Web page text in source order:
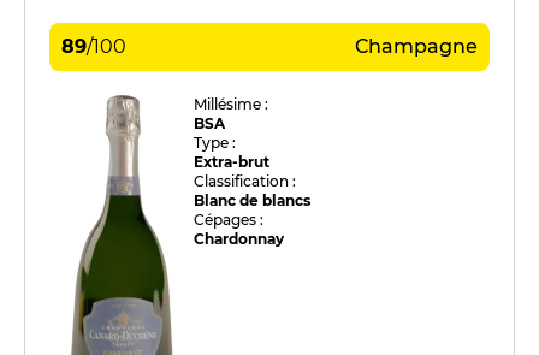
89/100 Champagne
Millésime :
BSA
Type :
Extra-brut
Classification :
Blanc de blancs
Cépages :
Chardonnay